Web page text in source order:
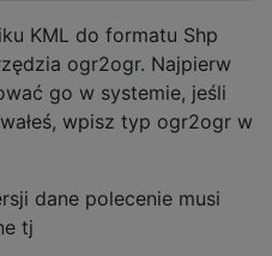
KML do formatu Shp
ogr2ogr. Najpierw
go w systemie, jeśli
wpisz typ ogr2ogr w
dane polecenie musi
tj